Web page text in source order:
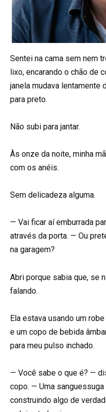
Sentei na cama sem nem
lixo, encarando o chão de
janela mudava lentamente
para preto.
Não subi para jantar.
Às onze da noite, minha
com os anéis.
Sem delicadeza alguma.
— Vai ficar aí emburrada
através da porta. — Ou
na garagem?
Abri porque sabia que, se
falando.
Ela estava usando um
e um copo de bebida
para meu pulso inchado.
— Você sabe o que é? —
copo. — Uma
construindo algo de